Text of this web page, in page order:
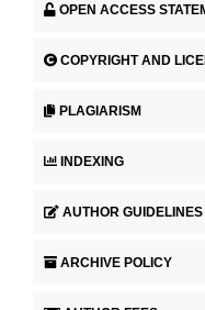
OPEN ACCESS
COPYRIGHT AND
PLAGIARISM
INDEXING
AUTHOR GUIDELINES
ARCHIVE POLICY